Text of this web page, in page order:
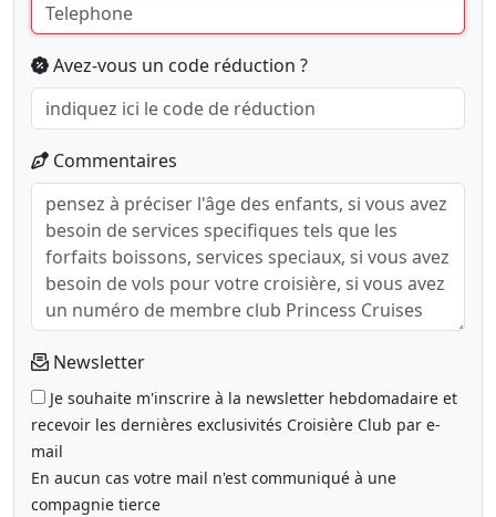
Avez-vous un code réduction ?
Commentaires
Newsletter
Je souhaite m'inscrire à la newsletter hebdomadaire et
recevoir les dernières exclusivités Croisière Club par e-
mail
En aucun cas votre mail n'est communiqué à une
compagnie tierce